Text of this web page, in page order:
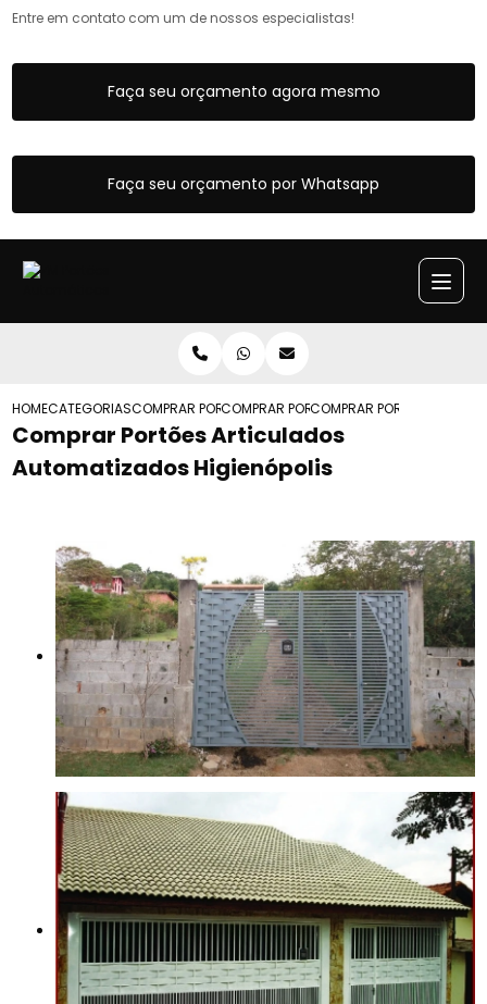
Entre em contato com um de nossos especialistas!
Faça seu orçamento agora mesmo
Faça seu orçamento por Whatsapp
HOMECATEGORIASCOMPRAR PORTOES ARTICULADOS
COMPRAR PORTAO ARTICULADO DE
COMPRAR PORTOES
Comprar Portões Articulados
Automatizados Higienópolis